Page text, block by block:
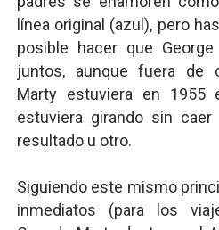
línea original (azul), pero
posible hacer que
juntos, aunque fuera de
Marty estuviera en
estuviera girando sin
resultado u otro.
Siguiendo este mismo
inmediatos (para los